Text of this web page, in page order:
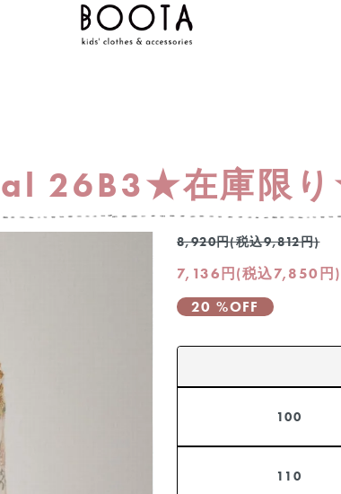
26B3★在庫限
8,920円(税込9,812円)
7,136円(税込7,850円)
20 %OFF
100
110